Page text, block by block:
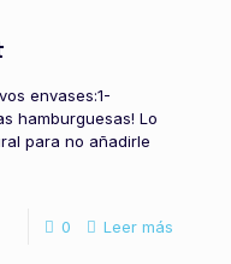
envases:1-
hamburguesas! Lo
para no añadirle
0 Leer más